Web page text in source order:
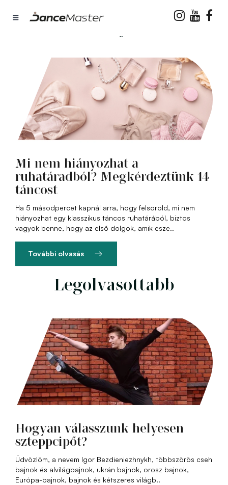
Interjúk
Mi nem hiányozhat a
ruhatáradból? Megkérdeztünk 14
táncost
Ha 5 másodpercet kapnál arra, hogy felsorold, mi nem
hiányozhat egy klasszikus táncos ruhatárából, biztos
vagyok benne, hogy az első dolgok, amik esze..
További olvasás
Legolvasottabb
Hogyan válasszunk helyesen
szteppcipőt?
Üdvözlöm, a nevem Igor Bezdieniezhnykh, többszörös cseh
bajnok és alvilágbajnok, ukrán bajnok, orosz bajnok,
Európa-bajnok, bajnok és kétszeres világb..